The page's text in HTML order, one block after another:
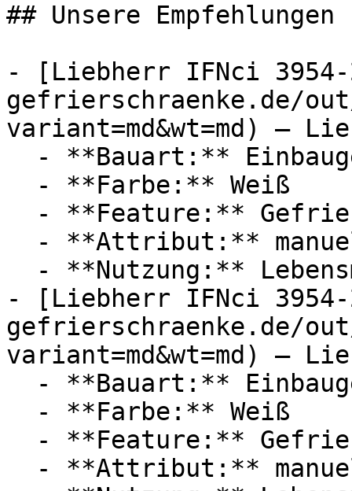
## Unsere Empfehlungen
- [Liebherr IFNci
gefrierschraenke.de/
variant=md&wt=md) —
- [Liebherr IFNci
gefrierschraenke.de/
variant=md&wt=md) —